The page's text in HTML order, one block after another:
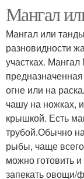
Мангал
Мангал или
разновидности
участках.
огне или на
чашу на ножках,
крышкой. Есть
трубой.Обычно
рыбы, чаще
можно готовить
запекать овощи/